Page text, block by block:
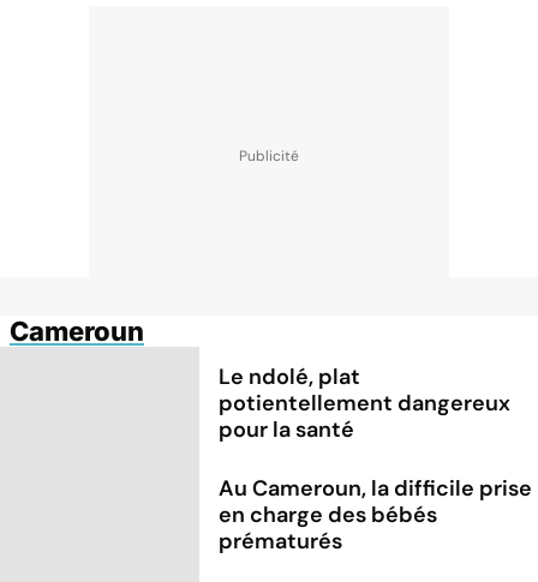
Cameroun
Le ndolé, plat
potientellement dangereux
pour la santé
Au Cameroun, la difficile prise
en charge des bébés
prématurés